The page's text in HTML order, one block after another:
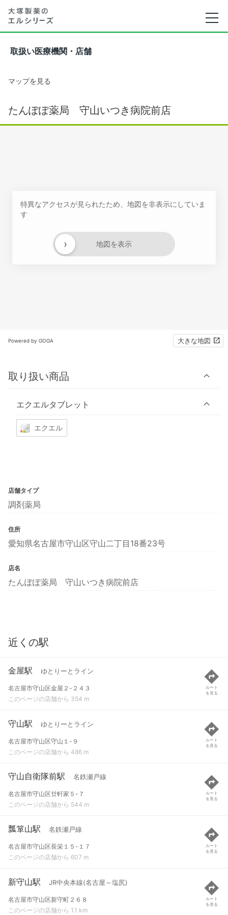
取扱い医療機関・店舗
マップを見る
たんぽぽ薬局 守山いつき病院前店
特異なアクセスが見られたため、地図を非表示にしていま
す
地図を表示
›
Powered by GOGA 大きな地図
取り扱い商品
エクエルタブレット
エクエル
店舗タイプ
調剤薬局
住所
愛知県名古屋市守山区守山二丁目18番23号
店名
たんぽぽ薬局 守山いつき病院前店
近くの駅
金屋駅 ゆとりーとライン
名古屋市守山区金屋２-２４３
このページの店舗から 354 m
ルート
を見る
守山駅 ゆとりーとライン
名古屋市守山区守山１-９
このページの店舗から 486 m
ルート
を見る
守山自衛隊前駅 名鉄瀬戸線
名古屋市守山区廿軒家５-７
このページの店舗から 544 m
ルート
を見る
瓢箪山駅 名鉄瀬戸線
名古屋市守山区長栄１５-１７
このページの店舗から 607 m
ルート
を見る
新守山駅 JR中央本線(名古屋～塩尻)
名古屋市守山区新守町２６８
このページの店舗から 1.1 km
ルート
を見る